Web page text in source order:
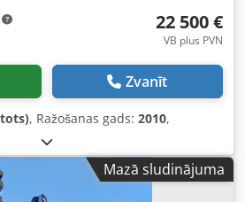
22 500 €
VB plus PVN
Zvanīt
, Ražošanas gads: 2010,
Mazā sludinājuma